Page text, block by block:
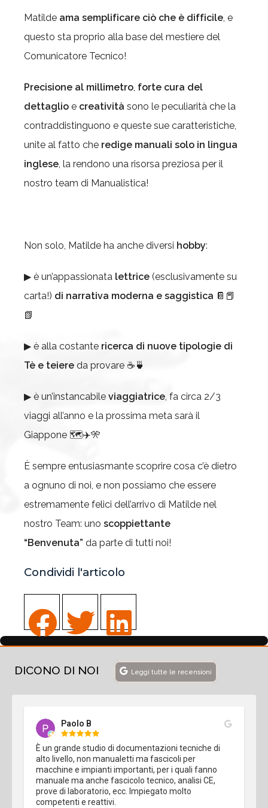
Matilde ama semplificare ciò che è difficile, e
questo sta proprio alla base del mestiere del
Comunicatore Tecnico!
Precisione al millimetro, forte cura del
dettaglio e creatività sono le peculiarità che la
contraddistinguono e queste sue caratteristiche,
unite al fatto che redige manuali solo in lingua
inglese, la rendono una risorsa preziosa per il
nostro team di Manualistica!
Non solo, Matilde ha anche diversi hobby:
▶ è un’appassionata lettrice (esclusivamente su
carta!) di narrativa moderna e saggistica 📔📕
📗
▶ è alla costante ricerca di nuove tipologie di
Tè e teiere da provare ☕🍵
▶ è un’instancabile viaggiatrice, fa circa 2/3
viaggi all’anno e la prossima meta sarà il
Giappone 🗺✈🎌
È sempre entusiasmante scoprire cosa c’è dietro
a ognuno di noi, e non possiamo che essere
estremamente felici dell’arrivo di Matilde nel
nostro Team: uno scoppiettante
“Benvenuta” da parte di tutti noi!
Condividi l'articolo
DICONO DI NOI Leggi tutte le recensioni
Paolo B
È un grande studio di documentazioni tecniche di
alto livello, non manualetti ma fascicoli per
macchine e impianti importanti, per i quali fanno
manuale ma anche fascicolo tecnico, analisi CE,
prove di laboratorio, ecc. Impiegato molto
competenti e reattivi.